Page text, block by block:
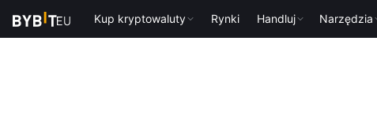
Kup kryptowaluty Rynki Handluj Narzędzia